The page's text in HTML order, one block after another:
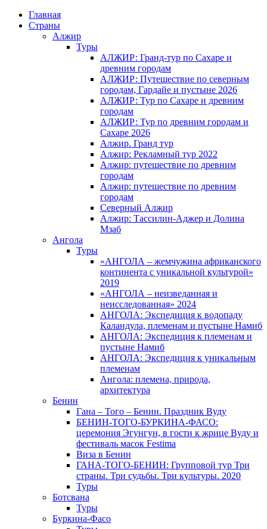
Главная
Страны
Алжир
Туры
АЛЖИР: Гранд-тур по Сахаре и
древним городам
АЛЖИР: Путешествие по северным
городам, Гардайе и пустыне 2026
АЛЖИР: Тур по Сахаре и древним
городам
АЛЖИР: Тур по древним городам и
Сахаре 2026
Алжир. Гранд тур
Алжир: Рекламный тур 2022
Алжир: путешествие по древним
городам
Алжир: путешествие по древним
городам
Северный Алжир
Алжир: Тассилин-Аджер и Долина
Мзаб
Ангола
Туры
«АНГОЛА – жемчужина африканского
континента с уникальной культурой»
2019
«АНГОЛА – неизведанная и
неисследованная» 2024
АНГОЛА: Экспедиция к водопаду
Каландула, племенам и пустыне Намиб
АНГОЛА: Экспедиция к племенам и
пустыне Намиб
АНГОЛА: Экспедиция к уникальным
племенам
Ангола: племена, природа,
архитектура
Бенин
Гана – Того – Бенин. Праздник Вуду
БЕНИН-ТОГО-БУРКИНА-ФАСО:
церемония Эгунгун, в гости к жрице Вуду и
фестиваль масок Festima
Виза в Бенин
ГАНА-ТОГО-БЕНИН: Групповой тур Три
страны. Три судьбы. Три культуры. 2020
Туры
Ботсвана
Туры
Буркина-Фасо